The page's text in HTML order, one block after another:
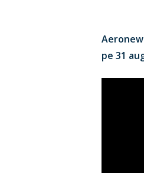
pe 31